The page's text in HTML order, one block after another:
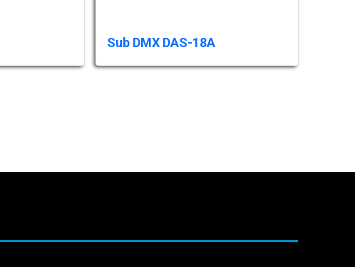
Sub DMX DAS-18A